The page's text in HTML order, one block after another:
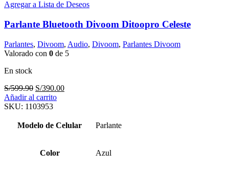
Agregar a Lista de Deseos
Parlante Bluetooth Divoom Ditoopro Celeste
Parlantes, Divoom, Audio, Divoom, Parlantes Divoom
Valorado con 0 de 5
En stock
S/599.90 El
precio
original
S/599.90.
S/390.00El
S/390.00.
Añadir al carrito
SKU: 1103953
Modelo de Celular Parlante
Color Azul